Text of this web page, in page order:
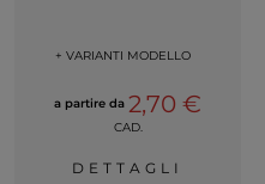
+ VARIANTI MODELLO
a partire da 2,70 €
CAD.
DETTAGLI